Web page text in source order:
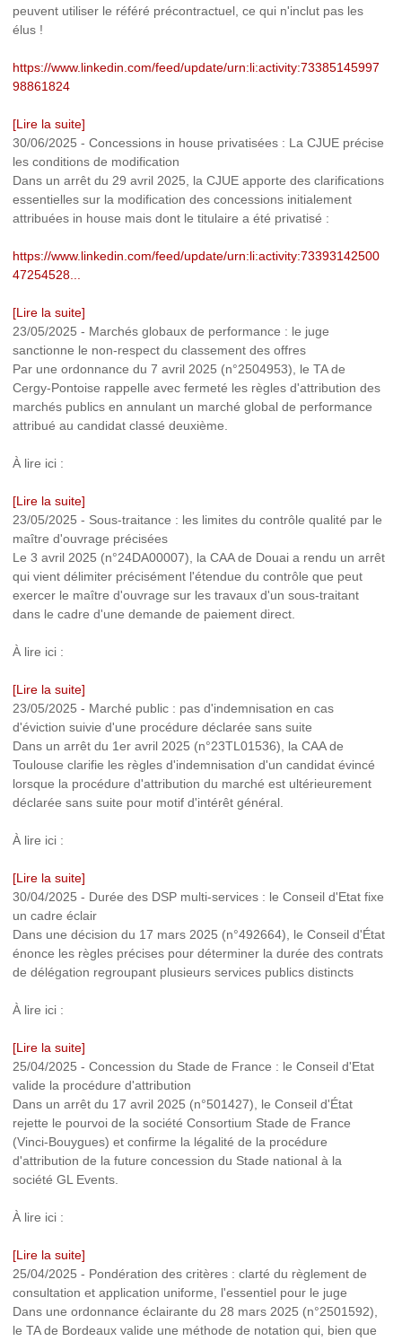
peuvent utiliser le référé précontractuel, ce qui n'inclut pas les
élus !
https://www.linkedin.com/feed/update/urn:li:activity:73385145997
98861824
[Lire la suite]
30/06/2025 - Concessions in house privatisées : La CJUE précise
les conditions de modification
Dans un arrêt du 29 avril 2025, la CJUE apporte des clarifications
essentielles sur la modification des concessions initialement
attribuées in house mais dont le titulaire a été privatisé :
https://www.linkedin.com/feed/update/urn:li:activity:73393142500
47254528...
[Lire la suite]
23/05/2025 - Marchés globaux de performance : le juge
sanctionne le non-respect du classement des offres
Par une ordonnance du 7 avril 2025 (n°2504953), le TA de
Cergy-Pontoise rappelle avec fermeté les règles d'attribution des
marchés publics en annulant un marché global de performance
attribué au candidat classé deuxième.
À lire ici :
[Lire la suite]
23/05/2025 - Sous-traitance : les limites du contrôle qualité par le
maître d'ouvrage précisées
Le 3 avril 2025 (n°24DA00007), la CAA de Douai a rendu un arrêt
qui vient délimiter précisément l'étendue du contrôle que peut
exercer le maître d'ouvrage sur les travaux d'un sous-traitant
dans le cadre d'une demande de paiement direct.
À lire ici :
[Lire la suite]
23/05/2025 - Marché public : pas d'indemnisation en cas
d'éviction suivie d'une procédure déclarée sans suite
Dans un arrêt du 1er avril 2025 (n°23TL01536), la CAA de
Toulouse clarifie les règles d'indemnisation d'un candidat évincé
lorsque la procédure d'attribution du marché est ultérieurement
déclarée sans suite pour motif d'intérêt général.
À lire ici :
[Lire la suite]
30/04/2025 - Durée des DSP multi-services : le Conseil d'Etat fixe
un cadre éclair
Dans une décision du 17 mars 2025 (n°492664), le Conseil d'État
énonce les règles précises pour déterminer la durée des contrats
de délégation regroupant plusieurs services publics distincts
À lire ici :
[Lire la suite]
25/04/2025 - Concession du Stade de France : le Conseil d'Etat
valide la procédure d'attribution
Dans un arrêt du 17 avril 2025 (n°501427), le Conseil d'État
rejette le pourvoi de la société Consortium Stade de France
(Vinci-Bouygues) et confirme la légalité de la procédure
d'attribution de la future concession du Stade national à la
société GL Events.
À lire ici :
[Lire la suite]
25/04/2025 - Pondération des critères : clarté du règlement de
consultation et application uniforme, l'essentiel pour le juge
Dans une ordonnance éclairante du 28 mars 2025 (n°2501592),
le TA de Bordeaux valide une méthode de notation qui, bien que